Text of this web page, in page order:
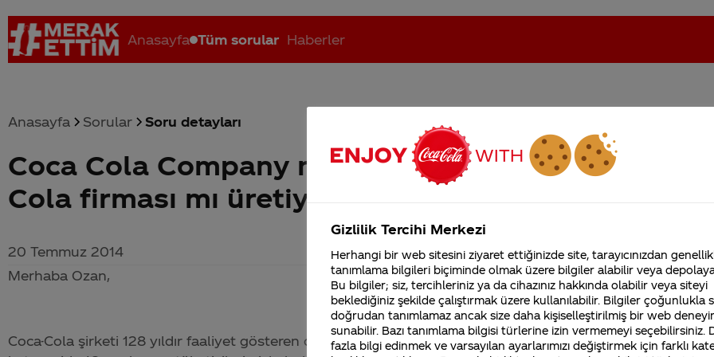
Anasayfa Tüm sorular Haberler
Coca-Cola nerenin malı? Coca cola İsrail malı mı Yani ... Coca-Cola'nın Filistin'de fabr... Coca-Cola’yı kim buldu?
Anasayfa Sorular Soru detayları
Coca Cola Company nedir ? Cappy gibi ürünleri
Cola firması mı üretiyor ?
20 Temmuz 2014
Merhaba Ozan,
Coca-Cola şirketi 128 yıldır faaliyet gösteren dünyanın en büyük alkolsüz içecek şirketidir. Türkiye’de 8
Coca-Cola Şirketi
merak ettikleriniz.
Fabrikalarımız,
sertifikalarımız, faaliyet
gösterdiğimiz ülkeler,
tarihçemiz ve daha
Gizlilik Tercihi Merkezi
Herhangi bir web sitesini ziyaret ettiğinizde site, tarayıcınızdan
tanımlama bilgileri biçiminde olmak üzere bilgiler alabilir veya
Bu bilgiler; siz, tercihleriniz ya da cihazınız hakkında olabilir veya siteyi
beklediğiniz şekilde çalıştırmak üzere kullanılabilir. Bilgiler çoğunlukla
doğrudan tanımlamaz ancak size daha kişiselleştirilmiş bir web
sunabilir. Bazı tanımlama bilgisi türlerine izin vermemeyi seçebilirsiniz.
fazla bilgi edinmek ve varsayılan ayarlarımızı değiştirmek için farklı